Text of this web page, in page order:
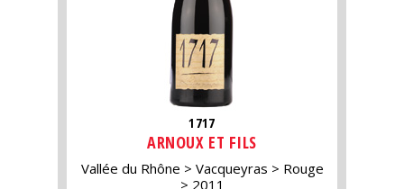
1717
ARNOUX ET FILS
Vallée du Rhône Vacqueyras
Rouge
2011